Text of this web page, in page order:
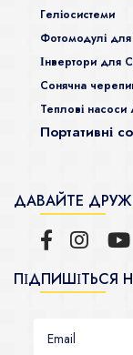
Гeліосистеми
Фотомодулі
Інвертори для
Сонячна
Теплові насоси
Портативні
ДАВАЙТЕ
ПІДПИШІТЬСЯ